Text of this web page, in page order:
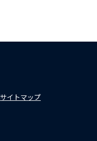
サイトマップ